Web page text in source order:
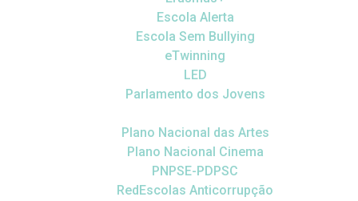
Escola Alerta
Escola Sem Bullying
eTwinning
LED
Parlamento dos Jovens
Plano Nacional das Artes
Plano Nacional Cinema
PNPSE-PDPSC
RedEscolas Anticorrupção